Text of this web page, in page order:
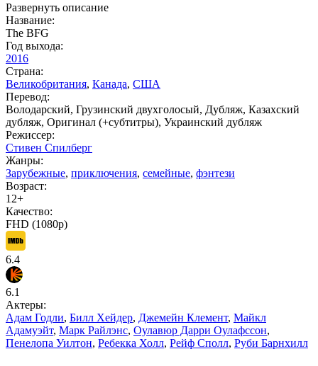
Развернуть описание
Название:
The BFG
Год выхода:
2016
Страна:
Великобритания, Канада, США
Перевод:
Володарский, Грузинский двухголосый, Дубляж, Казахский
дубляж, Оригинал (+субтитры), Украинский дубляж
Режиссер:
Стивен Спилберг
Жанры:
Зарубежные, приключения, семейные, фэнтези
Возраст:
12+
Качество:
FHD (1080p)
6.4
6.1
Актеры:
Адам Годли, Билл Хейдер, Джемейн Клемент, Майкл
Адамуэйт, Марк Райлэнс, Оулавюр Дарри Оулафссон,
Пенелопа Уилтон, Ребекка Холл, Рейф Сполл, Руби Барнхилл